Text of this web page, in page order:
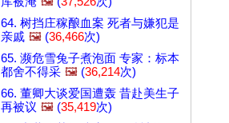
64. 树挡庄稼酿血案 死者与嫌犯是
亲戚 🖼️ (36,466次)
65. 濒危雪兔子煮泡面 专家：标本
都舍不得采 🖼️ (36,214次)
66. 董卿大谈爱国遭轰 昔赴美生子
再被议 🖼️ (35,419次)